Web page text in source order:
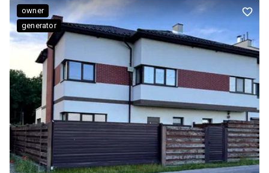
owner
generator